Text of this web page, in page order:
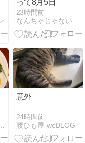
って8月5日
23時間前
なんちゃじゃない
ト・ヒトカタログ
意外
24時間前
腰ひも屋-weBLOG